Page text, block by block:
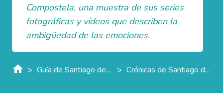
Compostela, una muestra de sus series
fotográficas y vídeos que describen la
ambigüedad de las emociones.
> Guía de Santiago de Compostela > Crónicas de Santiago de Compostela